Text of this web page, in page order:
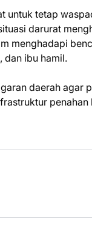
untuk tetap
darurat
menghadapi
dan ibu hamil.
daerah agar
penahan